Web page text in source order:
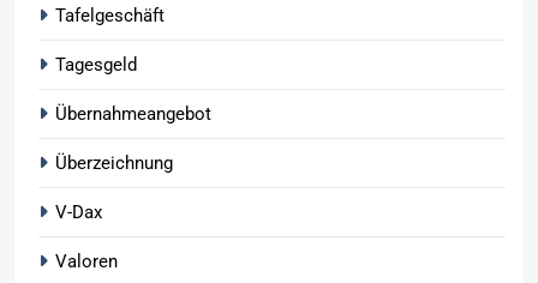
Tafelgeschäft
Tagesgeld
Übernahmeangebot
Überzeichnung
V-Dax
Valoren